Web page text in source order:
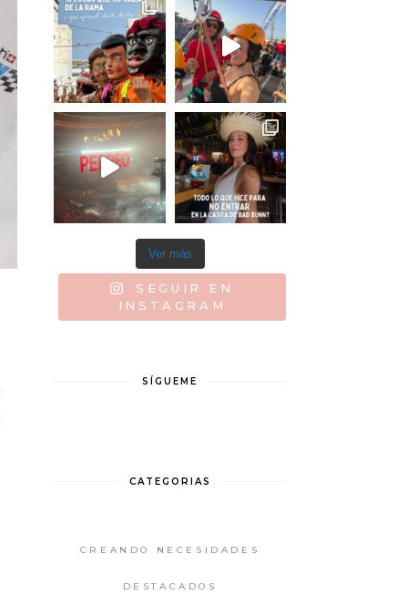
Ver más
SEGUIR EN
INSTAGRAM
SÍGUEME
CATEGORIAS
CREANDO NECESIDADES
DESTACADOS